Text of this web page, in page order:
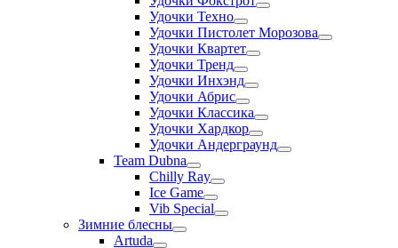
Удочки Техно
Удочки Пистолет Морозова
Удочки Квартет
Удочки Тренд
Удочки Инхэнд
Удочки Абрис
Удочки Классика
Удочки Хардкор
Удочки Андерграунд
Team Dubna
Chilly Ray
Ice Game
Vib Special
Зимние блесны
Artuda